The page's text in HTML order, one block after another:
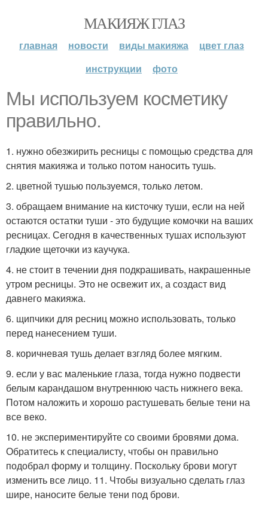
МАКИЯЖ ГЛАЗ
главная новости виды макияжа
цвет глаз
инструкции
фото
Мы используем косметику
правильно.
1. нужно обезжирить ресницы с помощью средства для
снятия макияжа и только потом наносить тушь.
2. цветной тушью пользуемся, только летом.
3. обращаем внимание на кисточку туши, если на ней
остаются остатки туши - это будущие комочки на ваших
ресницах. Сегодня в качественных тушах используют
гладкие щеточки из каучука.
4. не стоит в течении дня подкрашивать, накрашенные
утром ресницы. Это не освежит их, а создаст вид
давнего макияжа.
6. щипчики для ресниц можно использовать, только
перед нанесением туши.
8. коричневая тушь делает взгляд более мягким.
9. если у вас маленькие глаза, тогда нужно подвести
белым карандашом внутреннюю часть нижнего века.
Потом наложить и хорошо растушевать белые тени на
все веко.
10. не экспериментируйте со своими бровями дома.
Обратитесь к специалисту, чтобы он правильно
подобрал форму и толщину. Поскольку брови могут
изменить все лицо. 11. Чтобы визуально сделать глаз
шире, наносите белые тени под брови.